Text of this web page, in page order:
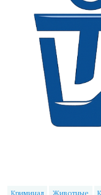
Криминал Животные